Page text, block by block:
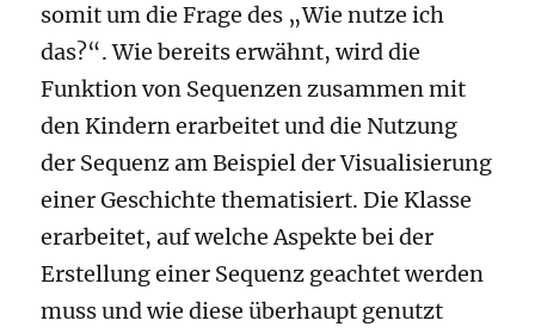
somit um die Frage des „Wie nutze ich
das?“. Wie bereits erwähnt, wird die
Funktion von Sequenzen zusammen mit
den Kindern erarbeitet und die Nutzung
der Sequenz am Beispiel der Visualisierung
einer Geschichte thematisiert. Die Klasse
erarbeitet, auf welche Aspekte bei der
Erstellung einer Sequenz geachtet werden
muss und wie diese überhaupt genutzt